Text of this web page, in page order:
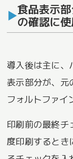
食品表示
の確認に
導入後は主に、
表示部分が、元
フォルトファイ
印刷前の最終チ
度印刷するとき